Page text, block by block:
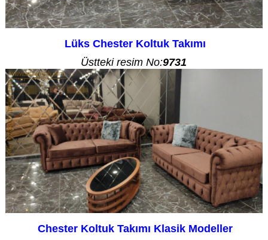
Lüks Chester Koltuk Takımı
Üstteki resim No:9731
Chester Koltuk Takımı Klasik Modeller